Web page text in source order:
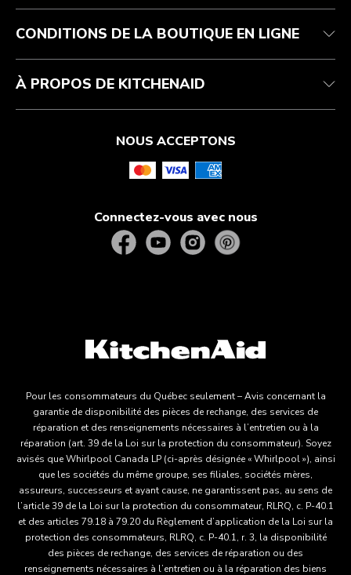
Résidents du Québec
CONDITIONS DE LA BOUTIQUE EN LIGNE
À PROPOS DE KITCHENAID
NOUS ACCEPTONS
Connectez-vous avec nous
Pour les consommateurs du Québec seulement – Avis concernant la
garantie de disponibilité des pièces de rechange, des services de
réparation et des renseignements nécessaires à l’entretien ou à la
réparation (art. 39 de la Loi sur la protection du consommateur). Soyez
avisés que Whirlpool Canada LP (ci-après désignée « Whirlpool »), ainsi
que les sociétés du même groupe, ses filiales, sociétés mères,
assureurs, successeurs et ayant cause, ne garantissent pas, au sens de
l’article 39 de la Loi sur la protection du consommateur, RLRQ, c. P-40.1
et des articles 79.18 à 79.20 du Règlement d’application de la Loi sur la
protection des consommateurs, RLRQ, c. P-40.1, r. 3, la disponibilité
des pièces de rechange, des services de réparation ou des
renseignements nécessaires à l’entretien ou à la réparation des biens